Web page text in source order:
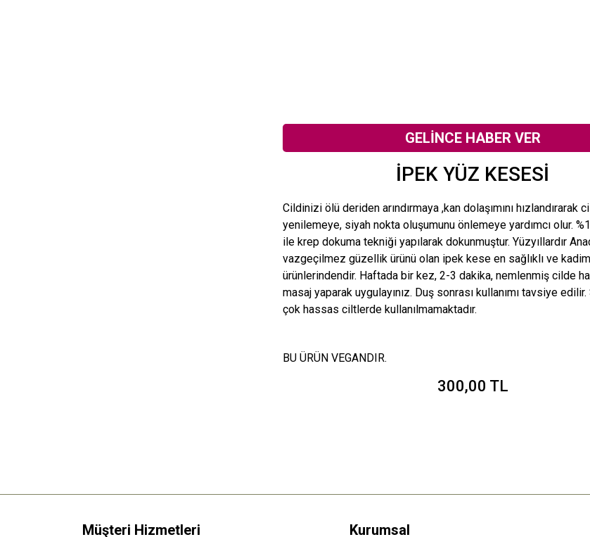
GELİNCE HABER VER
İPEK YÜZ KESESİ
Cildinizi ölü deriden arındırmaya ,kan dolaşımını hızlandırarak
yenilemeye, siyah nokta oluşumunu önlemeye yardımcı olur.
ile krep dokuma tekniği yapılarak dokunmuştur. Yüzyıllardır
vazgeçilmez güzellik ürünü olan ipek kese en sağlıklı ve
ürünlerindendir. Haftada bir kez, 2-3 dakika, nemlenmiş cilde
masaj yaparak uygulayınız. Duş sonrası kullanımı tavsiye edilir.
çok hassas ciltlerde kullanılmamaktadır.
BU ÜRÜN VEGANDIR.
300,00 TL
Müşteri Hizmetleri Kurumsal